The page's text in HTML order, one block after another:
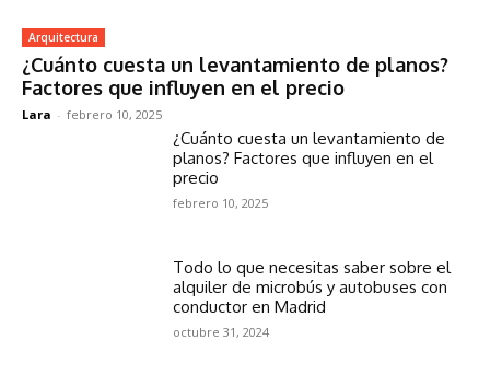
Arquitectura
¿Cuánto cuesta un levantamiento de planos?
Factores que influyen en el precio
Lara - febrero 10, 2025
¿Cuánto cuesta un levantamiento de
planos? Factores que influyen en el
precio
febrero 10, 2025
Todo lo que necesitas saber sobre el
alquiler de microbús y autobuses con
conductor en Madrid
octubre 31, 2024